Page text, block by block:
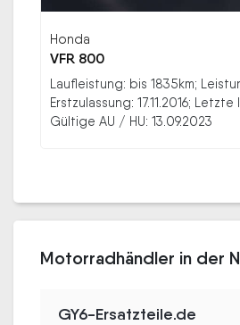
Honda
VFR 800
Laufleistung: bis 1835km;
Erstzulassung: 17.11.2016;
Gültige AU / HU: 13.09.2023
Motorradhändler in der
GY6-Ersatzteile.de